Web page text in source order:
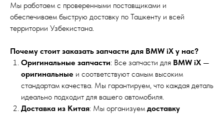
Мы работаем с проверенными поставщиками и
обеспечиваем быструю доставку по Ташкенту и всей
территории Узбекистана.
Почему стоит заказать запчасти для BMW iX у нас?
Оригинальные запчасти: Все запчасти для BMW iX —
оригинальные и соответствуют самым высоким
стандартам качества. Мы гарантируем, что каждая деталь
идеально подходит для вашего автомобиля.
Доставка из Китая: Мы организуем доставку